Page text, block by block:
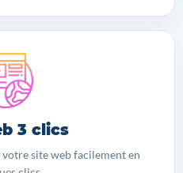
3 clics
votre site web facilement en